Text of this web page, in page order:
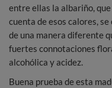
entre ellas la albariño,
cuenta de esos calores, se
de una manera diferente
fuertes connotaciones
alcohólica y acidez.
Buena prueba de esta